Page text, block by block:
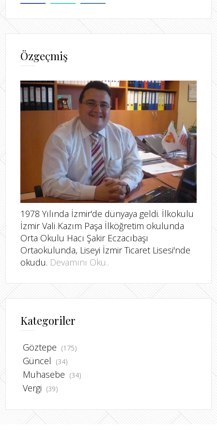
Özgeçmiş
1978 Yılında İzmir'de dünyaya geldi. İlkokulu
İzmir Vali Kazım Paşa İlköğretim okulunda
Orta Okulu Hacı Şakir Eczacıbaşı
Ortaokulunda, Liseyi İzmir Ticaret Lisesi'nde
okudu. Devamını Oku..
Kategoriler
Göztepe (175)
Güncel (34)
Muhasebe (34)
Vergi (39)